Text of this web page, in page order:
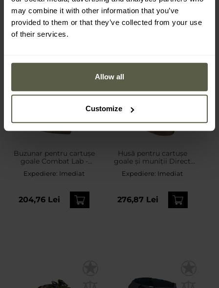
may combine it with other information that you’ve
provided to them or that they’ve collected from your use
of their services.
Allow all
Customize
Buzunar pentru cartușe
goale Combat Lab -
Ranger Green
Expediere: Imediat
204,76 Lei
Husă pentru cartușe
goale și muniții Direct
Action Dump Pouch -
Coyot Brown
Expediere: Imediat
276,87 Lei